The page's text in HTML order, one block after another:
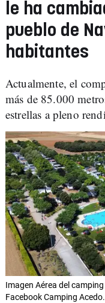
le ha
pueblo de
habitantes
Actualmente, el
más de 85.000
estrellas a pleno
Imagen Aérea del
Facebook Camping Acedo.